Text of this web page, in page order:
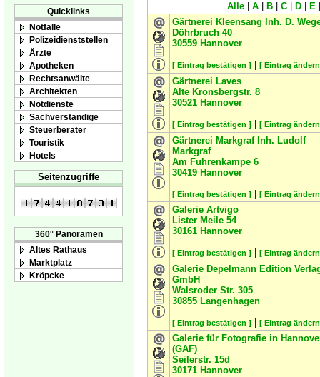
Quicklinks
Notfälle
Polizeidienststellen
Ärzte
Apotheken
Rechtsanwälte
Architekten
Notdienste
Sachverständige
Steuerberater
Touristik
Hotels
Seitenzugriffe
360° Panoramen
Altes Rathaus
Marktplatz
Kröpcke
Alle A B C D E
Gärtnerei Kleensang Inh. D.
Döhrbruch 40
30559 Hannover
[ Eintrag bestätigen ] [ Eintrag
Gärtnerei Laves
Alte Kronsbergstr. 8
30521 Hannover
[ Eintrag bestätigen ] [ Eintrag
Gärtnerei Markgraf Inh. Ludolf
Markgraf
Am Fuhrenkampe 6
30419 Hannover
[ Eintrag bestätigen ] [ Eintrag
Galerie Artvigo
Lister Meile 54
30161 Hannover
[ Eintrag bestätigen ] [ Eintrag
Galerie Depelmann Edition
GmbH
Walsroder Str. 305
30855 Langenhagen
[ Eintrag bestätigen ] [ Eintrag
Galerie für Fotografie in
(GAF)
Seilerstr. 15d
30171 Hannover